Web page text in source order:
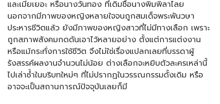
และเมียเยอะ หรือนางวันทอง ที่เดิมชื่อนางพิมพิลาไลย
นอกจากมีภาพของหญิงหลายใจจนถูกสมเด็จพระพันวษา
ประหารชีวิตแล้ว ยังมีภาพของหญิงสาวที่ไม่มีทางเลือก เพราะ
ถูกสภาพสังคมกดดันเอาไว้หลายอย่าง ตั้งแต่การแต่งงาน
หรือแม้กระทั่งการใช้ชีวิต จึงไม่ใช่เรื่องแปลกเลยที่บรรดาผู้
รังสรรค์ผลงานจำนวนไม่น้อย ต่างเลือกจะหยิบตัวละครเหล่านี้
ไปเล่าซ้ำในบริบทใหม่ๆ ที่ไม่ปรากฏในวรรณกรรมดั้งเดิม หรือ
อาจจะเป็นสถานการณ์ปัจจุบันเลยก็มี